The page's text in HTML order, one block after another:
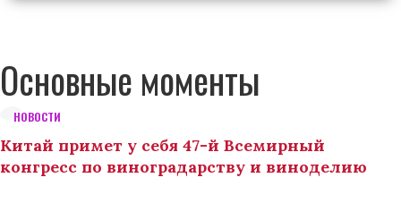
Основные моменты
НОВОСТИ
Китай примет у себя 47-й Всемирный
конгресс по виноградарству и виноделию